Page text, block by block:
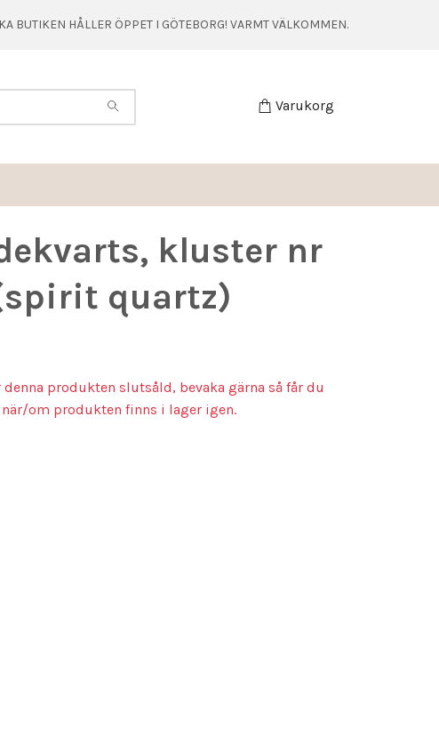
BUTIKEN HÅLLER ÖPPET I GÖTEBORG! VARMT VÄLKOMMEN.
Varukorg
kluster nr
quartz)
denna produkten slutsåld, bevaka gärna så får du
om produkten finns i lager igen.